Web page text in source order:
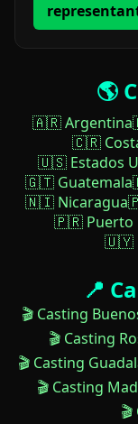
🌎
🇦🇷 Argentina
🇨🇷
🇺🇸 Estados
🇬🇹 Guatemala
🇳🇮 Nicaragua
🇵🇷 Puerto
🇺🇾
📍
🎬 Casting
🎬 Casting
🎬 Casting
🎬 Casting